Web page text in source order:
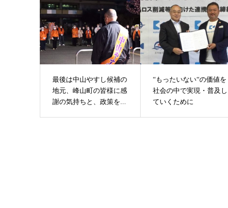
最後は中山やすし候補の
地元、峰山町の皆様に感
謝の気持ちと、政策を...
“もったいない“の価値を
社会の中で実現・普及し
ていくために